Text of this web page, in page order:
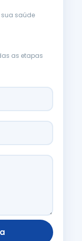
saúde
as etapas